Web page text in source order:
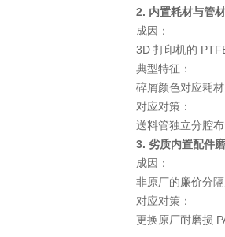
2. 内置耗材与管
成因 ：
3D 打印机的
典型特征 ：
碎屑颜色对应耗
对应对策 ：
送料管独立分腔
3. 劣质内置配件
成因 ：
非原厂的廉价分
对应对策 ：
更换原厂耐磨损